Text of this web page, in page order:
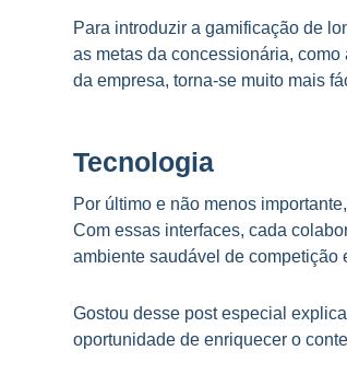
Para introduzir a gamificação de
as metas da concessionária,
da empresa, torna-se muito mais
Tecnologia
Por último e não menos
Com essas interfaces, cada
ambiente saudável de competição
Gostou desse post especial
oportunidade de enriquecer o